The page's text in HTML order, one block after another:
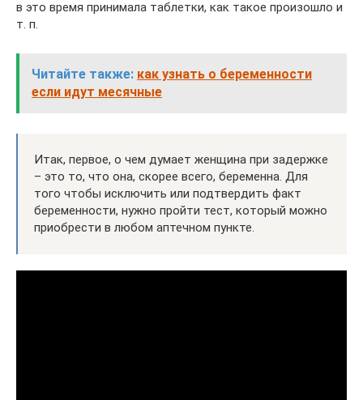
в это время принимала таблетки, как такое произошло и
т. п.
Читайте также: как узнать о беременности
если идут месячные
Итак, первое, о чем думает женщина при задержке
– это то, что она, скорее всего, беременна. Для
того чтобы исключить или подтвердить факт
беременности, нужно пройти тест, который можно
приобрести в любом аптечном пункте.